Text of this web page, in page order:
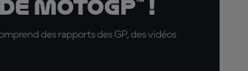
MotoGP™ !
des rapports des GP, des vidéos